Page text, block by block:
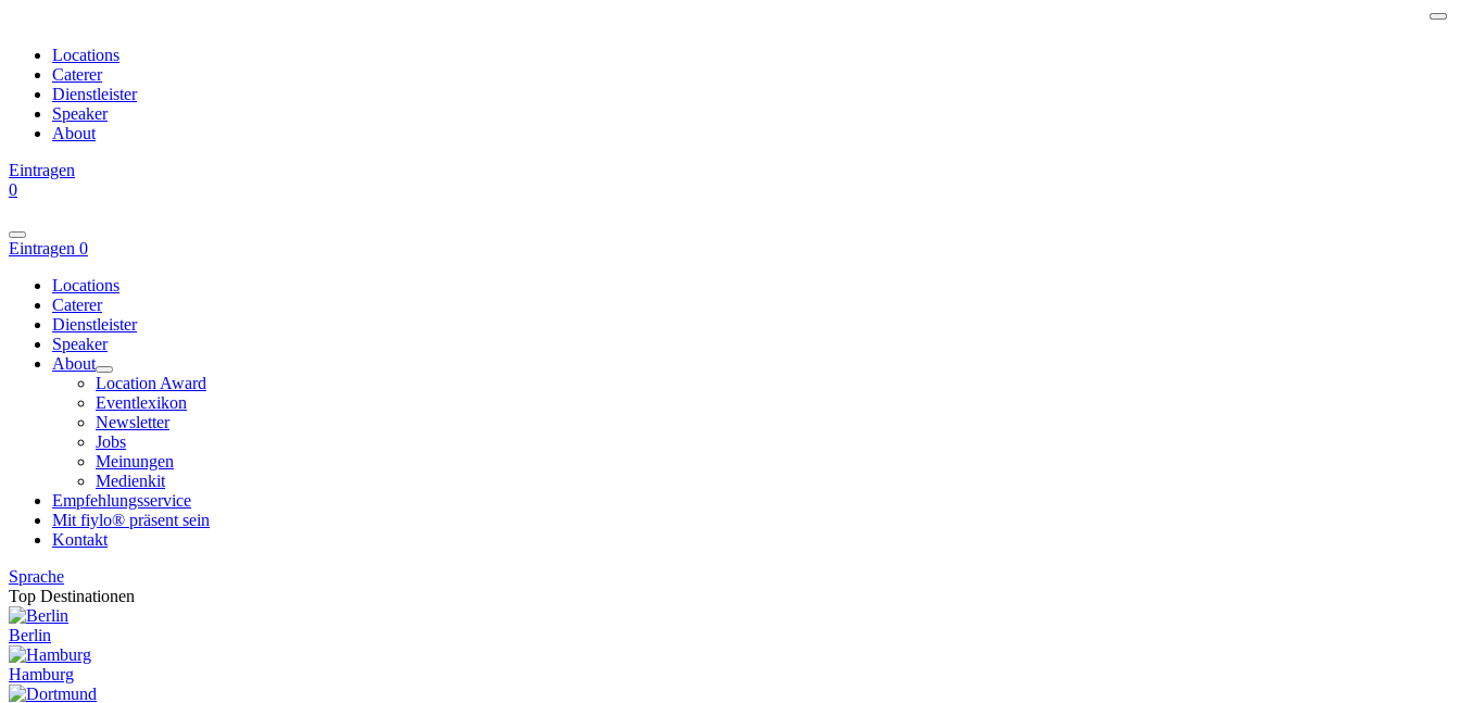
Locations
Caterer
Dienstleister
Speaker
About
Eintragen
0
Eintragen 0
Locations
Caterer
Dienstleister
Speaker
About
Location Award
Eventlexikon
Newsletter
Jobs
Meinungen
Medienkit
Empfehlungsservice
Mit fiylo® präsent sein
Kontakt
Sprache
Top Destinationen
Berlin
Hamburg